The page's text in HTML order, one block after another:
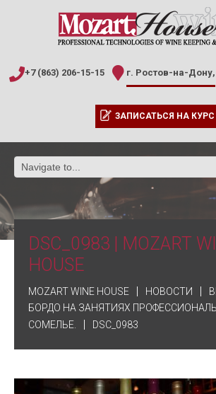
+7 (863) 206-15-15 г. Ростов-на-Дону,
ЗАПИСАТЬСЯ НА КУРС
DSC_0983 | MOZART
HOUSE
MOZART WINE HOUSE НОВОСТИ
БОРДО НА ЗАНЯТИЯХ
СОМЕЛЬЕ.
DSC_0983